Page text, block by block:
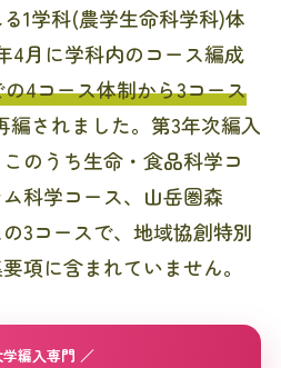
1学科(農学生命科学科)体
4月に学科内のコース編成
4コース体制から3コース
編されました。第3年次編入
のうち生命・食品科学コ
科学コース、山岳圏森
3コースで、地域協創特別
項に含まれていません。
編入専門 ／